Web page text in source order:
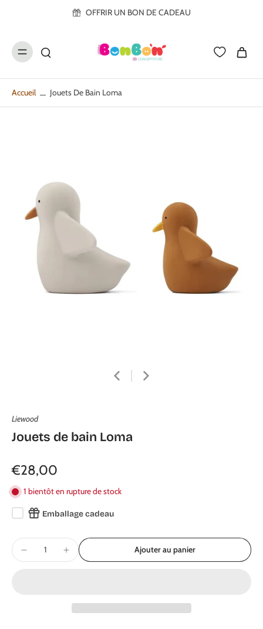
OFFRIR UN BON DE CADEAU
Accueil Jouets De Bain Loma
Liewood
Jouets de bain Loma
€28,00
1 bientôt en rupture de stock
Emballage cadeau
Ajouter au panier